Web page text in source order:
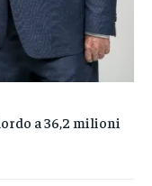
a 36,2 milioni